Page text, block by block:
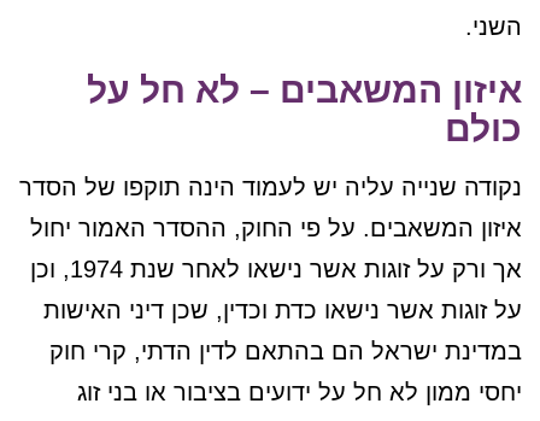
השני.
איזון המשאבים – לא חל על
כולם
נקודה שנייה עליה יש לעמוד הינה תוקפו של הסדר
איזון המשאבים. על פי החוק, ההסדר האמור יחול
אך ורק על זוגות אשר נישאו לאחר שנת 1974, וכן
על זוגות אשר נישאו כדת וכדין, שכן דיני האישות
במדינת ישראל הם בהתאם לדין הדתי, קרי חוק
יחסי ממון לא חל על ידועים בציבור או בני זוג